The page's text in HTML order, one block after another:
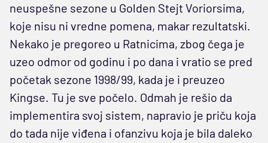
neuspešne sezone u Golden Stejt Voriorsima,
koje nisu ni vredne pomena, makar rezultatski.
Nekako je pregoreo u Ratnicima, zbog čega je
uzeo odmor od godinu i po dana i vratio se pred
početak sezone 1998/99, kada je i preuzeo
Kingse. Tu je sve počelo. Odmah je rešio da
implementira svoj sistem, napravio je priču koja
do tada nije viđena i ofanzivu koja je bila daleko